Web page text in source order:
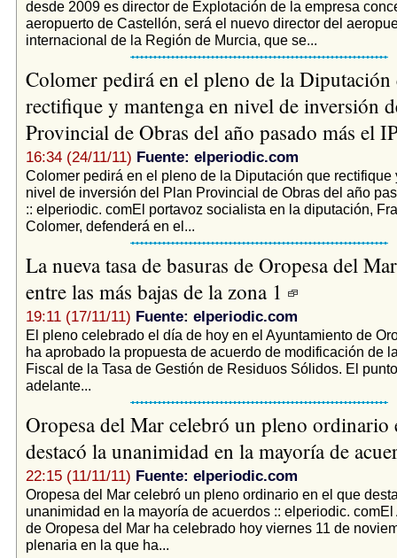
desde 2009 es director de Explotación de la empresa
aeropuerto de Castellón, será el nuevo director del
internacional de la Región de Murcia, que se...
Colomer pedirá en el pleno de la Diputación
rectifique y mantenga en nivel de inversión
Provincial de Obras del año pasado más el
16:34 (24/11/11) Fuente: elperiodic.com
Colomer pedirá en el pleno de la Diputación que rectifique
nivel de inversión del Plan Provincial de Obras del año
:: elperiodic. comEl portavoz socialista en la diputación,
Colomer, defenderá en el...
La nueva tasa de basuras de Oropesa del
entre las más bajas de la zona 1
19:11 (17/11/11) Fuente: elperiodic.com
El pleno celebrado el día de hoy en el Ayuntamiento de
ha aprobado la propuesta de acuerdo de modificación de
Fiscal de la Tasa de Gestión de Residuos Sólidos. El
adelante...
Oropesa del Mar celebró un pleno ordinario
destacó la unanimidad en la mayoría de
22:15 (11/11/11) Fuente: elperiodic.com
Oropesa del Mar celebró un pleno ordinario en el que
unanimidad en la mayoría de acuerdos :: elperiodic. comEl
de Oropesa del Mar ha celebrado hoy viernes 11 de
plenaria en la que ha...